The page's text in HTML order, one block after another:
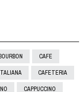
CAFE
CAFETERIA
CAPPUCCINO